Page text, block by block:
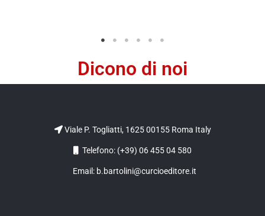
Dicono di noi
Viale P. Togliatti, 1625 00155 Roma Italy
Telefono: (+39) 06 455 04 580
Email: b.bartolini@curcioeditore.it